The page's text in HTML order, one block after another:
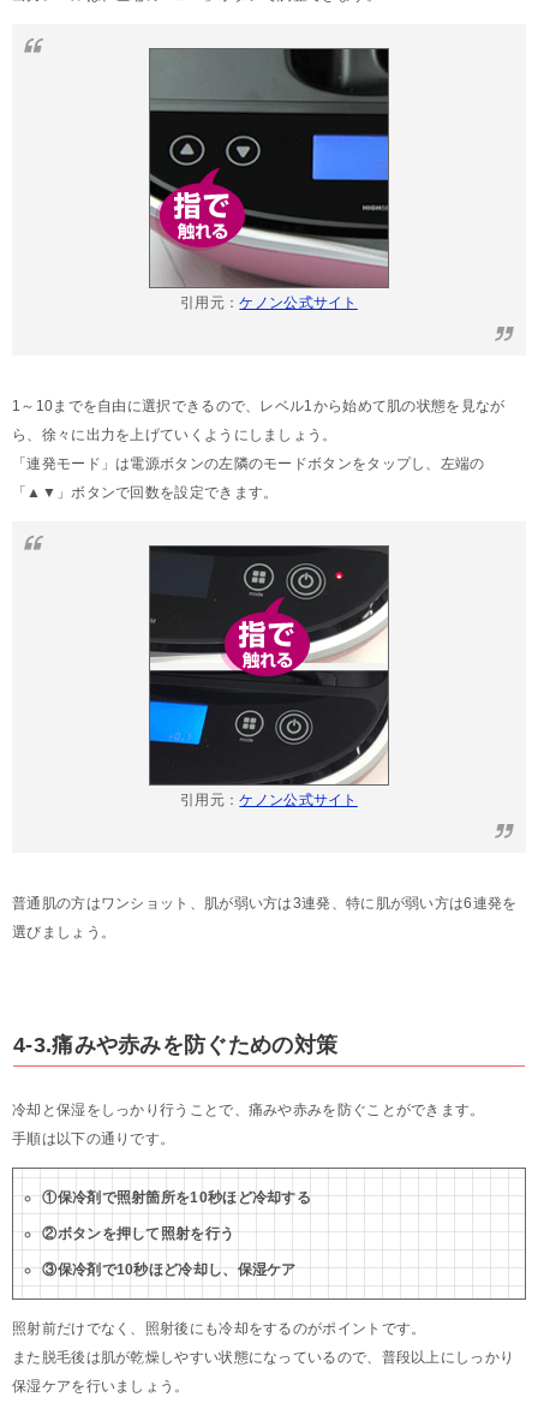
引用元：ケノン公式サイト
1～10までを自由に選択できるので、レベル1から始めて肌の状態を見なが
ら、徐々に出力を上げていくようにしましょう。
「連発モード」は電源ボタンの左隣のモードボタンをタップし、左端の
「▲▼」ボタンで回数を設定できます。
引用元：ケノン公式サイト
普通肌の方はワンショット、肌が弱い方は3連発、特に肌が弱い方は6連発を
選びましょう。
4-3.痛みや赤みを防ぐための対策
冷却と保湿をしっかり行うことで、痛みや赤みを防ぐことができます。
手順は以下の通りです。
①保冷剤で照射箇所を10秒ほど冷却する
②ボタンを押して照射を行う
③保冷剤で10秒ほど冷却し、保湿ケア
照射前だけでなく、照射後にも冷却をするのがポイントです。
また脱毛後は肌が乾燥しやすい状態になっているので、普段以上にしっかり
保湿ケアを行いましょう。